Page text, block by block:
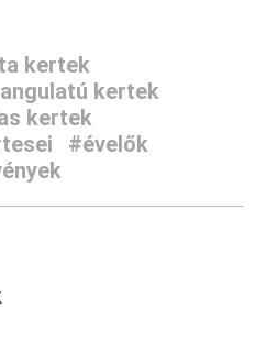
kertek
kertek
kertek
#évelők